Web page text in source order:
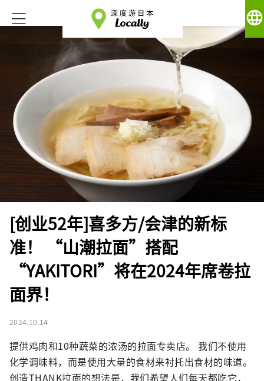
language
[创业52年]喜多方/会津的新标
准！ “山潮拉面”搭配
“YAKITORI”将在2024年席卷拉
面界！
2024.10.14
提供鸡肉和10种蔬菜的浓汤的拉面专卖店。 我们不使用
化学调味料，而是使用大量的食材来衬托出食材的味道。
创造THANK拉面的想法是，我们希望人们每天都吃它，